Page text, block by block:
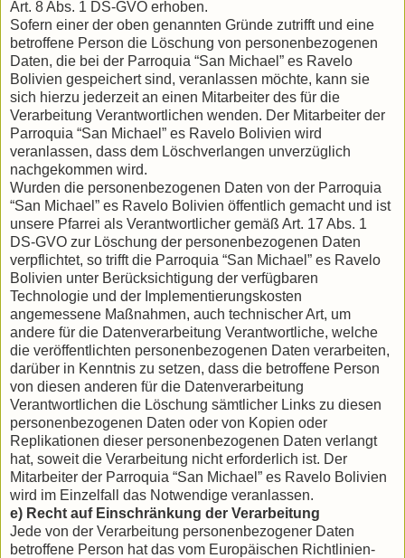
Art. 8 Abs. 1 DS-GVO erhoben.
Sofern einer der oben genannten Gründe zutrifft und eine
betroffene Person die Löschung von personenbezogenen
Daten, die bei der Parroquia “San Michael” es Ravelo
Bolivien gespeichert sind, veranlassen möchte, kann sie
sich hierzu jederzeit an einen Mitarbeiter des für die
Verarbeitung Verantwortlichen wenden. Der Mitarbeiter der
Parroquia “San Michael” es Ravelo Bolivien wird
veranlassen, dass dem Löschverlangen unverzüglich
nachgekommen wird.
Wurden die personenbezogenen Daten von der Parroquia
“San Michael” es Ravelo Bolivien öffentlich gemacht und ist
unsere Pfarrei als Verantwortlicher gemäß Art. 17 Abs. 1
DS-GVO zur Löschung der personenbezogenen Daten
verpflichtet, so trifft die Parroquia “San Michael” es Ravelo
Bolivien unter Berücksichtigung der verfügbaren
Technologie und der Implementierungskosten
angemessene Maßnahmen, auch technischer Art, um
andere für die Datenverarbeitung Verantwortliche, welche
die veröffentlichten personenbezogenen Daten verarbeiten,
darüber in Kenntnis zu setzen, dass die betroffene Person
von diesen anderen für die Datenverarbeitung
Verantwortlichen die Löschung sämtlicher Links zu diesen
personenbezogenen Daten oder von Kopien oder
Replikationen dieser personenbezogenen Daten verlangt
hat, soweit die Verarbeitung nicht erforderlich ist. Der
Mitarbeiter der Parroquia “San Michael” es Ravelo Bolivien
wird im Einzelfall das Notwendige veranlassen.
e) Recht auf Einschränkung der Verarbeitung
Jede von der Verarbeitung personenbezogener Daten
betroffene Person hat das vom Europäischen Richtlinien-